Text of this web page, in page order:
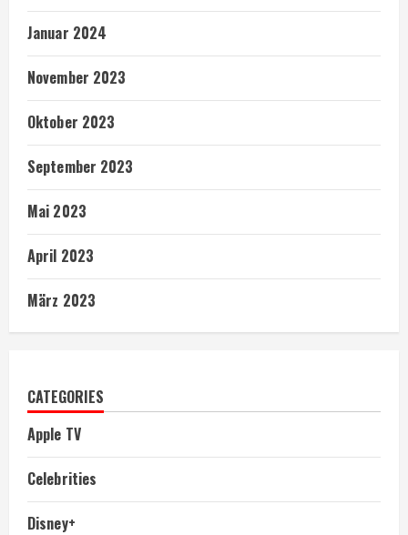
Januar 2024
November 2023
Oktober 2023
September 2023
Mai 2023
April 2023
März 2023
CATEGORIES
Apple TV
Celebrities
Disney+